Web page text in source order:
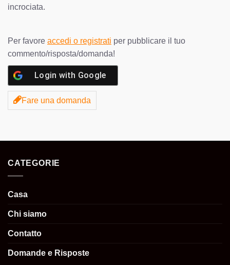
incrociata.
Per favore accedi o registrati per pubblicare il tuo
commento/risposta/domanda!
Login with Google
Fare una domanda
CATEGORIE
Casa
Chi siamo
Contatto
Domande e Risposte